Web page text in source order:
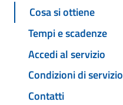
Cosa si ottiene
Tempi e scadenze
Accedi al servizio
Condizioni di servizio
Contatti